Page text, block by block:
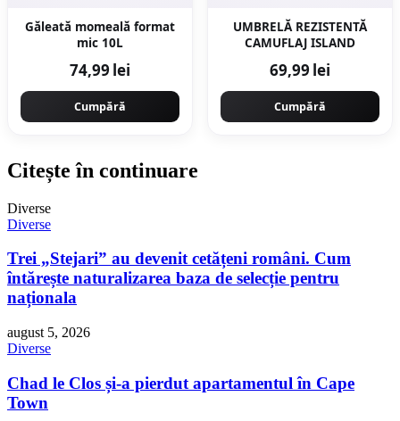
Găleată momeală format
mic 10L
74,99 lei
Cumpără
UMBRELĂ REZISTENTĂ
CAMUFLAJ ISLAND
69,99 lei
Cumpără
Citește în continuare
Diverse
Diverse
Trei „Stejari” au devenit cetățeni români. Cum
întărește naturalizarea baza de selecție pentru
naționala
august 5, 2026
Diverse
Chad le Clos și-a pierdut apartamentul în Cape
Town